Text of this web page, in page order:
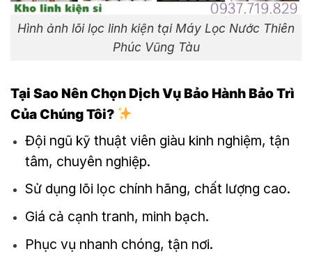
Hình ảnh lõi lọc linh kiện tại Máy Lọc Nước Thiên
Phúc Vũng Tàu
Tại Sao Nên Chọn Dịch Vụ Bảo Hành Bảo Trì
Của Chúng Tôi?
Đội ngũ kỹ thuật viên giàu kinh nghiệm, tận
tâm, chuyên nghiệp.
Sử dụng lõi lọc chính hãng, chất lượng cao.
Giá cả cạnh tranh, minh bạch.
Phục vụ nhanh chóng, tận nơi.